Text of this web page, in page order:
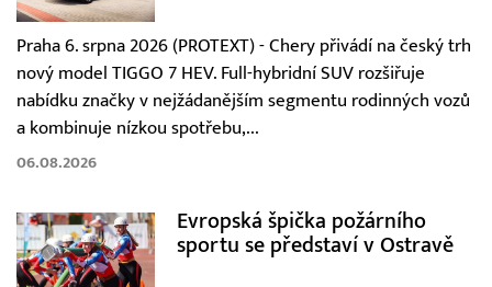
Praha 6. srpna 2026 (PROTEXT) - Chery přivádí na český trh
nový model TIGGO 7 HEV. Full-hybridní SUV rozšiřuje
nabídku značky v nejžádanějším segmentu rodinných vozů
a kombinuje nízkou spotřebu,...
06.08.2026
Evropská špička požárního
sportu se představí v Ostravě